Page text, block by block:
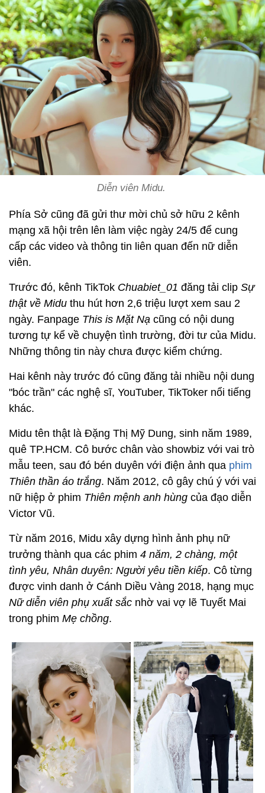
Diễn viên Midu.
Phía Sở cũng đã gửi thư mời chủ sở hữu 2 kênh
mạng xã hội trên lên làm việc ngày 24/5 để cung
cấp các video và thông tin liên quan đến nữ diễn
viên.
Trước đó, kênh TikTok Chuabiet_01 đăng tải clip Sự
thật về Midu thu hút hơn 2,6 triệu lượt xem sau 2
ngày. Fanpage This is Mặt Nạ cũng có nội dung
tương tự kể về chuyện tình trường, đời tư của Midu.
Những thông tin này chưa được kiểm chứng.
Hai kênh này trước đó cũng đăng tải nhiều nội dung
"bóc trần" các nghệ sĩ, YouTuber, TikToker nổi tiếng
khác.
Midu tên thật là Đặng Thị Mỹ Dung, sinh năm 1989,
quê TP.HCM. Cô bước chân vào showbiz với vai trò
mẫu teen, sau đó bén duyên với điện ảnh qua phim
Thiên thần áo trắng. Năm 2012, cô gây chú ý với vai
nữ hiệp ở phim Thiên mệnh anh hùng của đạo diễn
Victor Vũ.
Từ năm 2016, Midu xây dựng hình ảnh phụ nữ
trưởng thành qua các phim 4 năm, 2 chàng, một
tình yêu, Nhân duyên: Người yêu tiền kiếp. Cô từng
được vinh danh ở Cánh Diều Vàng 2018, hạng mục
Nữ diễn viên phụ xuất sắc nhờ vai vợ lẽ Tuyết Mai
trong phim Mẹ chồng.